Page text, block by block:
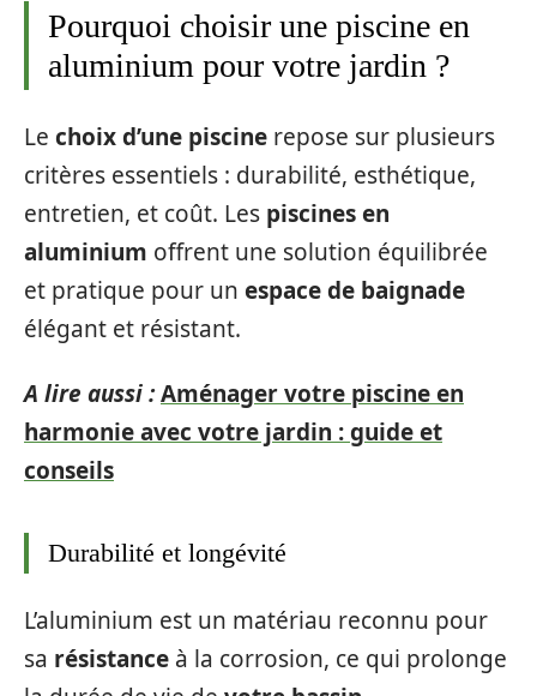
Pourquoi choisir une piscine en
aluminium pour votre jardin ?
Le choix d’une piscine repose sur plusieurs
critères essentiels : durabilité, esthétique,
entretien, et coût. Les piscines en
aluminium offrent une solution équilibrée
et pratique pour un espace de baignade
élégant et résistant.
A lire aussi :Aménager votre piscine en
harmonie avec votre jardin : guide et
conseils
Durabilité et longévité
L’aluminium est un matériau reconnu pour
sa résistance à la corrosion, ce qui prolonge